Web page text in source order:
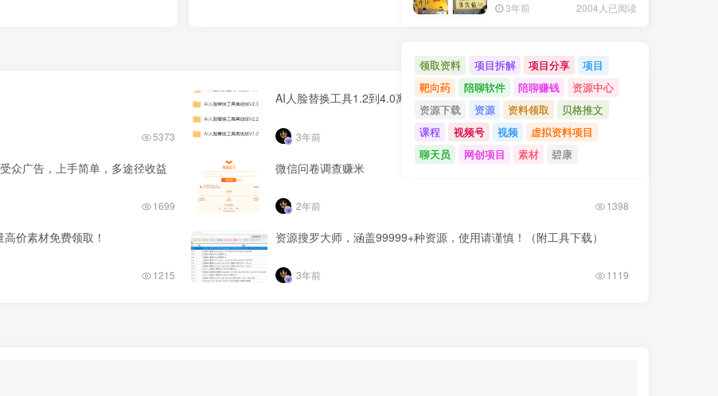
5373
AI人脸替换工具1.2到4.0离线版合集
3年前
众广告，上手简单，多途径收益
1699
微信问卷调查赚米
2年前 1398
价素材免费领取！
1215
资源搜罗大师，涵盖99999+种资源，使用请谨慎！（附工具下载）
3年前 1119
3年前 2004人已阅读
领取资料 项目拆解 项目分享
项目
靶向药
陪聊软件 陪聊赚钱
资源中心
资源下载
资源 资料领取
贝格推文
课程
视频号 视频
虚拟资料项目
聊天员
网创项目 素材 碧康